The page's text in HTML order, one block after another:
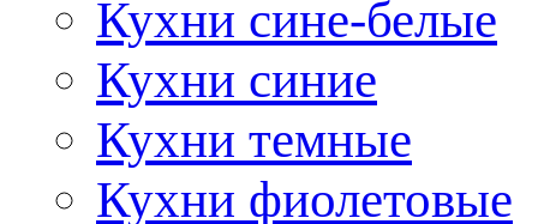
Кухни сине-белые
Кухни синие
Кухни темные
Кухни фиолетовые